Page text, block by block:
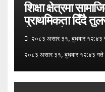
शिक्षा क्षेत्रमा
प्राथमिकता दिँदै
नेपाल उद्योग
दिवसको अवसर
जनश्रमिक आ बि
कापी तथा कलम
२०८३ असार ३१, बुधबार
२०८३ असार ३१, बुधबार १२:४३ गते